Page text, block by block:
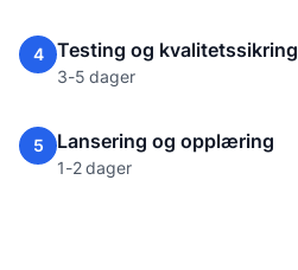
4 Testing og kvalitetssikring
3-5 dager
5 Lansering og opplæring
1-2 dager